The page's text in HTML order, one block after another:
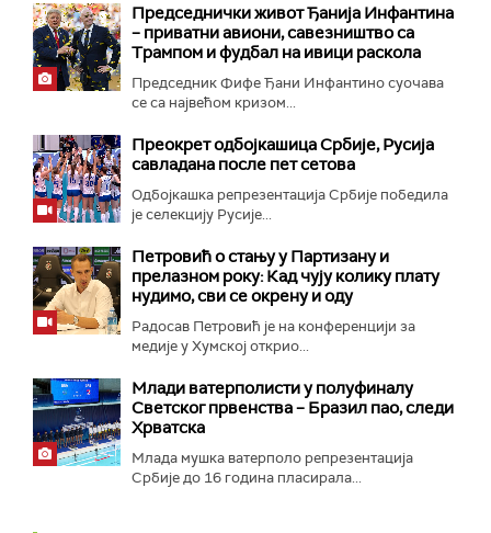
Председнички живот Ђанија Инфантина
– приватни авиони, савезништво са
Трампом и фудбал на ивици раскола
Председник Фифе Ђани Инфантино суочава
се са највећом кризом...
Преокрет одбојкашица Србије, Русија
савладана после пет сетова
Одбојкашка репрезентација Србије победила
је селекцију Русије...
Петровић о стању у Партизану и
прелазном року: Кад чују колику плату
нудимо, сви се окрену и оду
Радосав Петровић је на конференцији за
медије у Хумској открио...
Mлади ватерполисти у полуфиналу
Светског првенства – Бразил пао, следи
Хрватска
Млада мушка ватерполо репрезентација
Србије до 16 година пласирала...